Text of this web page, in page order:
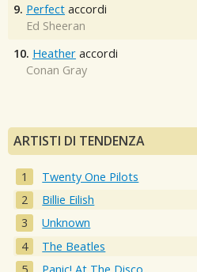
9. Perfect accordi
Ed Sheeran
10. Heather accordi
Conan Gray
ARTISTI DI TENDENZA
Twenty One Pilots
Billie Eilish
Unknown
The Beatles